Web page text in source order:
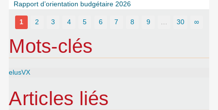
Rapport d’orientation budgétaire 2026
1 2 3 4 5 6 7 8 9 30 ∞
Mots-clés
elusVX
Articles liés